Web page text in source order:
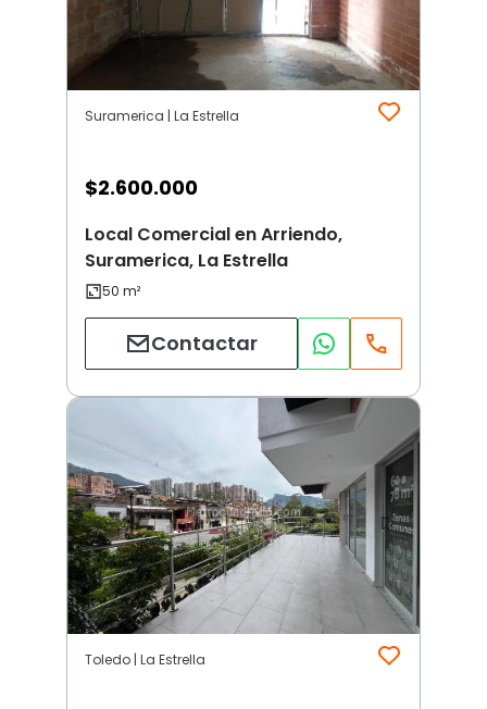
Suramerica | La Estrella
$2.600.000
Local Comercial en Arriendo,
Suramerica, La Estrella
Contactar
Toledo | La Estrella